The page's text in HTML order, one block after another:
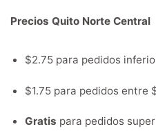
Precios Quito Norte Central
$2.75 para pedidos
$1.75 para pedidos entre
Gratis para pedidos